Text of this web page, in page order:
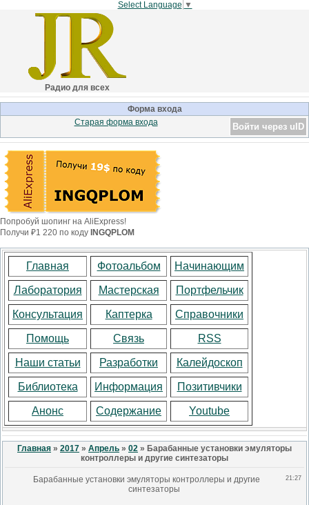
Select Language ▼
Радио для всех
Форма входа
Войти через uID
Старая форма входа
Попробуй шопинг на AliExpress!
Получи ₽1 220 по коду INGQPLOM
Главная Фотоальбом Начинающим
Лаборатория Мастерская Портфельчик
Консультация Каптерка Справочники
Помощь Связь RSS
Наши статьи Разработки Калейдоскоп
Библиотека Информация Позитивчики
Анонс Содержание Youtube
Главная » 2017 » Апрель » 02 » Барабанные установки эмуляторы
контроллеры и другие синтезаторы
21:27
Барабанные установки эмуляторы контроллеры и другие
синтезаторы